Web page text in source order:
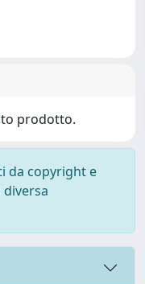
prodotto.
da copyright e